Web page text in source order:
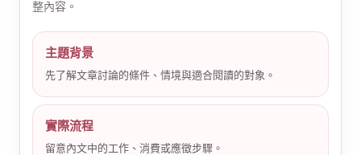
整內容。
主題背景
先了解文章討論的條件、情境與適合閱讀的對象。
實際流程
留意內文中的工作、消費或應徵步驟。